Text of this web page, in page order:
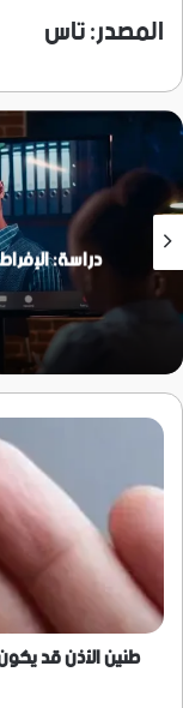
المصدر: تاس
دراسة:
طنين
قد
يكون
إنذارا
مبكرا
لفقدان
حاسة
السمع..
والأطباء
يحذرون
طنين الأذن قد